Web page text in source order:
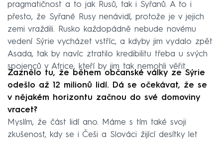
pragmatičnost a to jak Rusů, tak i Syřanů. A to i
přesto, že Syřané Rusy nenávidí, protože je v jejich
zemi vraždili. Rusko každopádně nebude novému
vedení Sýrie vycházet vstříc, a kdyby jim vydalo zpět
Asada, tak by navíc ztratilo kredibilitu třeba u svých
spojenců v Africe, kteří by jim tak nemohli věřit.
Zaznělo tu, že během občanské války ze Sýrie
odešlo až 12 milionů lidí. Dá se očekávat, že se
v nějakém horizontu začnou do své domoviny
vracet?
Myslím, že část lidí ano. Máme s tím také svoji
zkušenost, kdy se i Češi a Slováci žijící desítky let